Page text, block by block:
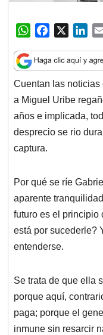
W
a
t
s
A
p
p
c
e
b
o
o
k
n
k
e
d
n
Cuentan las
a Miguel Uribe
años e implicada,
desprecio se rio
captura.
Por qué se ríe
aparente
futuro es el principio
está por sucederle?
entenderse.
Se trata de que ella
porque aquí,
paga; porque el
inmune sin resarcir